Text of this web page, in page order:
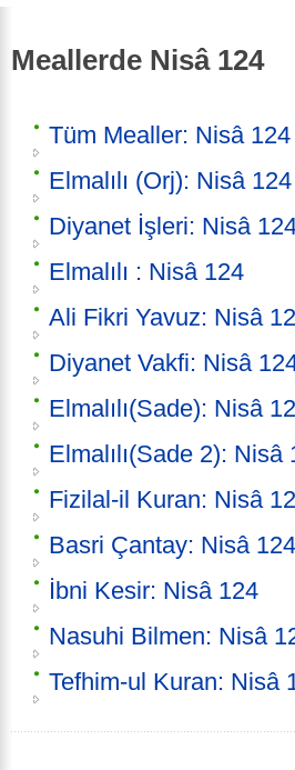
Meallerde Nisâ 124
Tüm Mealler: Nisâ 124
Elmalılı (Orj): Nisâ 124
Diyanet İşleri: Nisâ
Elmalılı : Nisâ 124
Ali Fikri Yavuz: Nisâ
Diyanet Vakfi: Nisâ
Elmalılı(Sade): Nisâ
Elmalılı(Sade 2): Nisâ
Fizilal-il Kuran: Nisâ
Basri Çantay: Nisâ 124
İbni Kesir: Nisâ 124
Nasuhi Bilmen: Nisâ
Tefhim-ul Kuran: Nisâ